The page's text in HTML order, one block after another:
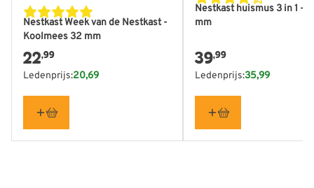
Nestkast Week van de Nestkast -
Koolmees 32 mm
22,99
Ledenprijs:20,69
Nestkast huismus 3 in 1 -
mm
39,99
Ledenprijs:35,99